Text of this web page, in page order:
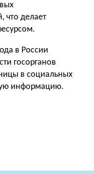
что делает
в России
госорганов
в социальных
информацию.